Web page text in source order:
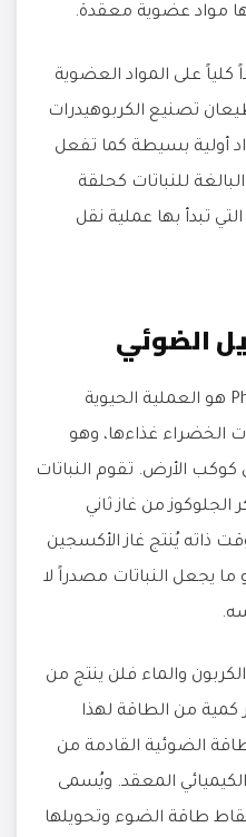
مواد عضوية معقدة.
كلياً على المواد العضوية
تصنيع الكربوهيدرات
أولية بسيطة كما تفعل
للنباتات كحلقة
تبدأ بها عملية نقل
التمثيل الضوئي Photosynthesis هو العملية الحيوية
الخضراء غذاءها، وهو
كوكب الأرض. تقوم النباتات
من غاز ثاني
ذاته يُنتج غاز الأكسجين
ما يجعل النباتات مصدراً لا
والماء فلن ينتج من
كمية من الطاقة لهذا
الضوئية القادمة من
المعقد. ويُسمى
طاقة الضوء وتحويلها